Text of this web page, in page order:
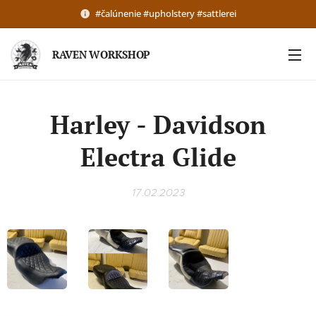
#čalúnenie #upholstery #sattlerei
RAVEN WORKSHOP
Harley - Davidson
Electra Glide
17.02.2023